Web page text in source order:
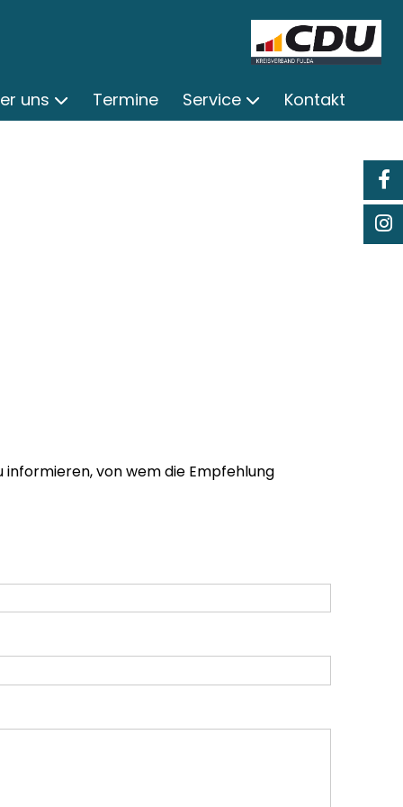
uns Termine Service Kontakt
von wem die Empfehlung